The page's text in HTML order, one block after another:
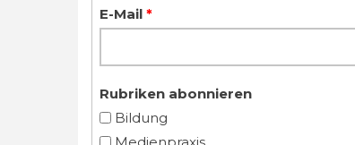
E-Mail *
Rubriken abonnieren
Bildung